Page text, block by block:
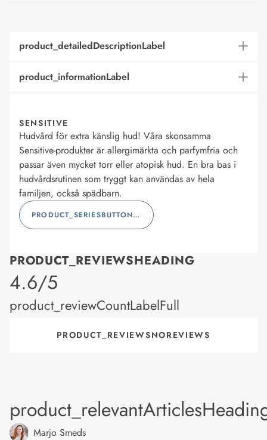
product_detailedDescriptionLabel
product_informationLabel
SENSITIVE
Hudvård för extra känslig hud! Våra skonsamma
Sensitive-produkter är allergimärkta och parfymfria och
passar även mycket torr eller atopisk hud. En bra bas i
hudvårdsrutinen som tryggt kan användas av hela
familjen, också spädbarn.
PRODUCT_SERIESBUTTONLABEL
PRODUCT_REVIEWSHEADING
product_rating
4.6/5
product_reviewCountLabelFull
PRODUCT_REVIEWSNOREVIEWS
Marjo Smeds